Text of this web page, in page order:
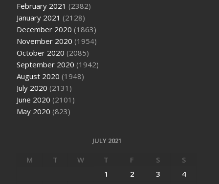
February 2021 (2382)
January 2021 (2128)
December 2020 (1863)
November 2020 (1954)
October 2020 (2085)
September 2020 (1942)
August 2020 (1948)
July 2020 (2131)
June 2020 (2101)
May 2020 (823)
JULY 2021
M T W T F S
S
1
2 3
4